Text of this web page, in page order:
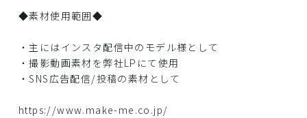
◆素材使用範囲◆
・主にはインスタ配信中のモデル様として
・撮影動画素材を弊社LPにて使用
・SNS広告配信/投稿の素材として
https://www.make-me.co.jp/